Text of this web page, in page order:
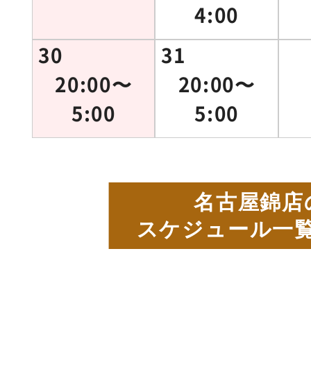
4:00
30
20:00〜
5:00
31
20:00〜
5:00
名古屋錦店
スケジュール一